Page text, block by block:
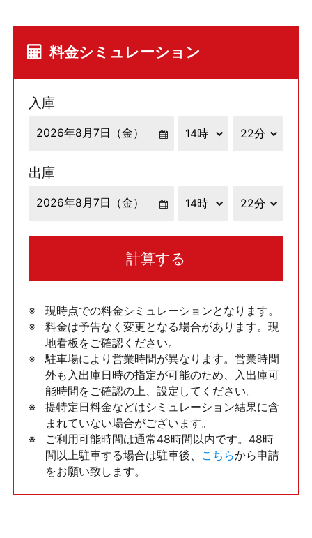
料金シミュレーション
入庫
出庫
計算する
現時点での料金シミュレーションとなります。
料金は予告なく変更となる場合があります。現
地看板をご確認ください。
駐車場により営業時間が異なります。営業時間
外も入出庫日時の指定が可能のため、入出庫可
能時間をご確認の上、設定してください。
提特定日料金などはシミュレーション結果に含
まれていない場合がございます。
ご利用可能時間は通常48時間以内です。48時
間以上駐車する場合は駐車後、
こちらから申請
をお願い致します。